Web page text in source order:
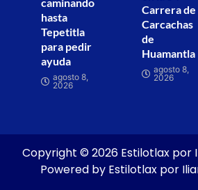
hasta
Tepetitla
para pedir
ayuda
agosto 8,
2026
Carrera de
Carcachas
de
Huamantla
agosto 8,
2026
Copyright © 2026 Estilotlax por
Powered by Estilotlax por